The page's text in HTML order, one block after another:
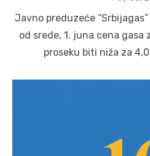
Javno preduzeće
od srede, 1. juna cena
proseku biti niža za